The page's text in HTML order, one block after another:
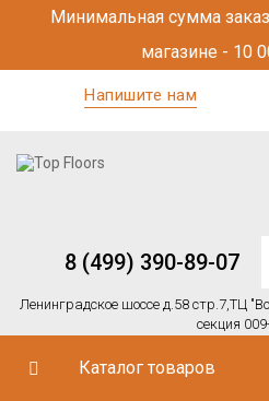
Минимальная сумма
магазине - 10
Напишите нам
8 (499) 390-89-07
Ленинградское шоссе д.58 стр.7,ТЦ
секция
Каталог товаров